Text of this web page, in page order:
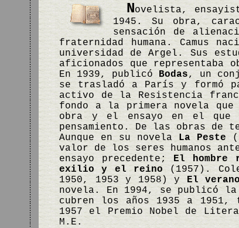
Novelista,
1945. Su obra,
sensación de
fraternidad humana. Camus
universidad de Argel. Sus
aficionados que representaba
En 1939, publicó Bodas, un
se trasladó a París y formó
activo de la Resistencia
fondo a la primera novela que
obra y el ensayo en el
pensamiento. De las obras
Aunque en su novela La Peste
valor de los seres humanos
ensayo precedente; El hombre
exilio y el reino (1957).
1950, 1953 y 1958) y El verano
novela. En 1994, se publicó
cubren los años 1935 a 1951,
1957 el Premio Nobel de
M.E.